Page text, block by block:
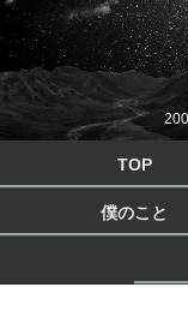
TOP
僕のこと